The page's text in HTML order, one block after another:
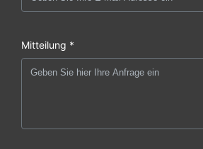
Mitteilung *